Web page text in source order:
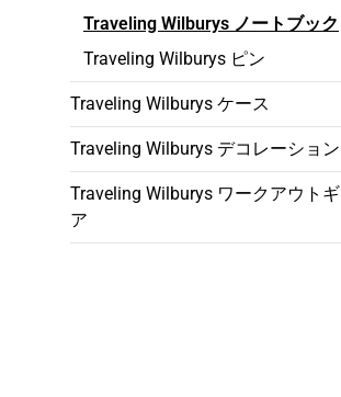
Traveling Wilburys ノートブック
Traveling Wilburys ピン
Traveling Wilburys ケース
Traveling Wilburys デコレーション
Traveling Wilburys ワークアウトギ
ア